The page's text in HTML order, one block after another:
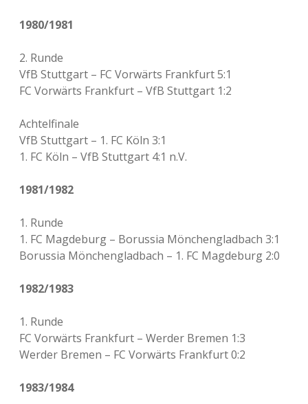
1980/1981
2. Runde
VfB Stuttgart – FC Vorwärts Frankfurt 5:1
FC Vorwärts Frankfurt – VfB Stuttgart 1:2
Achtelfinale
VfB Stuttgart – 1. FC Köln 3:1
1. FC Köln – VfB Stuttgart 4:1 n.V.
1981/1982
1. Runde
1. FC Magdeburg – Borussia Mönchengladbach 3:1
Borussia Mönchengladbach – 1. FC Magdeburg 2:0
1982/1983
1. Runde
FC Vorwärts Frankfurt – Werder Bremen 1:3
Werder Bremen – FC Vorwärts Frankfurt 0:2
1983/1984